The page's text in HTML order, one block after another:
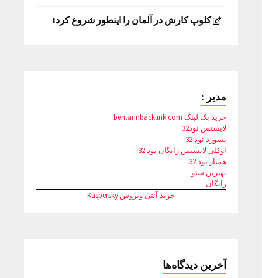
کلوپ کارش در آلمان را اینطور شروع کرد!
مدیر :
خرید بک لینک behtarinbacklink.com
لایسنس نود32
پسورد نود 32
اوکلی لایسنس رایگان نود 32
همیار نود 32
بهترین سئو
رایگان
خرید آنتی ویروس Kaspersky
آخرین دیدگاه‌ها